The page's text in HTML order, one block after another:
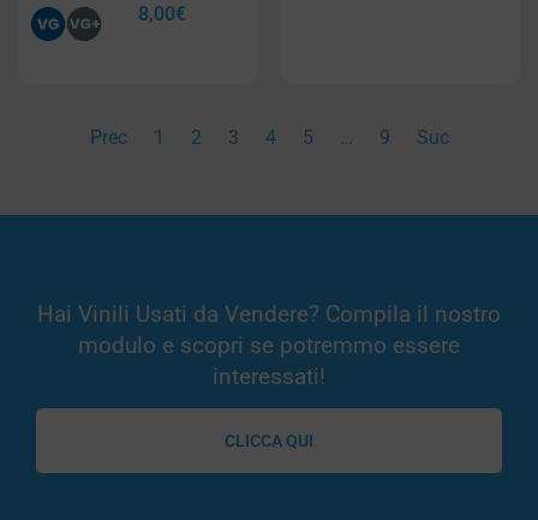
8,00€
Prec 1 2 3 4 5 … 9 Suc
Hai Vinili Usati da Vendere? Compila il nostro
modulo e scopri se potremmo essere
interessati!
CLICCA QUI